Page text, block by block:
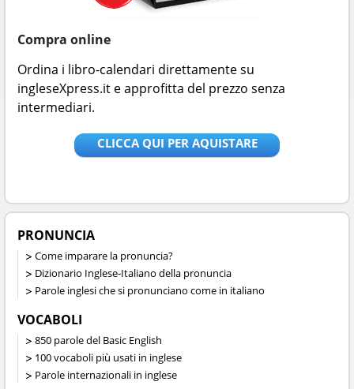
Compra online
Ordina i libro-calendari direttamente su
ingleseXpress.it e approfitta del prezzo senza
intermediari.
CLICCA QUI PER AQUISTARE
PRONUNCIA
Come imparare la pronuncia?
Dizionario Inglese-Italiano della pronuncia
Parole inglesi che si pronunciano come in italiano
VOCABOLI
850 parole del Basic English
100 vocaboli più usati in inglese
Parole internazionali in inglese